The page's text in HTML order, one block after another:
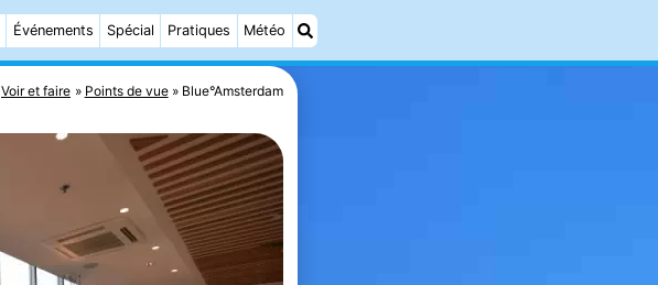
Événements Spécial Pratiques Météo
Voir et faire Points de vue Blue°Amsterdam